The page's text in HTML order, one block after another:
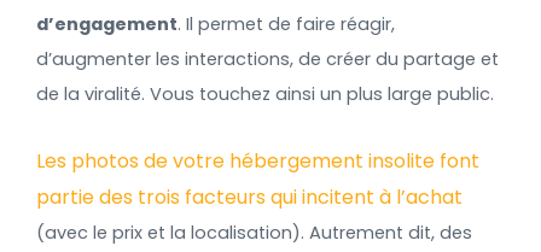
d’engagement. Il permet de faire réagir,
d’augmenter les interactions, de créer du partage et
de la viralité. Vous touchez ainsi un plus large public.
Les photos de votre hébergement insolite font
partie des trois facteurs qui incitent à l’achat
(avec le prix et la localisation). Autrement dit, des